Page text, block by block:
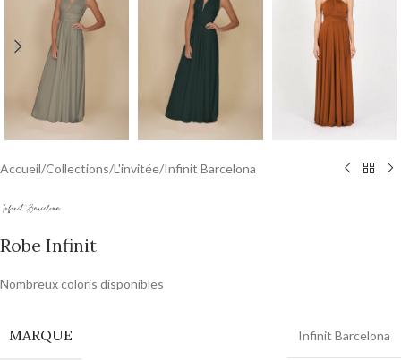
Accueil/Collections/L'invitée/Infinit Barcelona
Robe Infinit
Nombreux coloris disponibles
MARQUE Infinit Barcelona